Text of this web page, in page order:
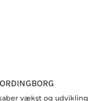
vækst og udvikling